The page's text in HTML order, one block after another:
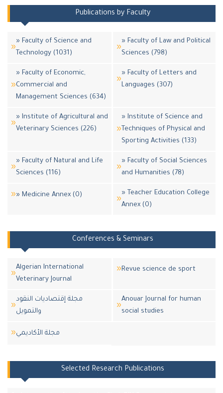
Publications by Faculty
» Faculty of Science and
Technology (1031)
» Faculty of Law and Political
Sciences (798)
» Faculty of Economic,
Commercial and
Management Sciences (634)
» Faculty of Letters and
Languages (307)
» Institute of Agricultural and
Veterinary Sciences (226)
» Institute of Science and
Techniques of Physical and
Sporting Activities (133)
» Faculty of Natural and Life
Sciences (116)
» Faculty of Social Sciences
and Humanities (78)
» Medicine Annex (0)
» Teacher Education College
Annex (0)
Conferences & Seminars
Algerian International
Veterinary Journal
Revue science de sport
مجلة إقتصاديات النقود
والتمويل
Anouar Journal for human
social studies
مجلة اﻷكاديمي
Selected Research Publications